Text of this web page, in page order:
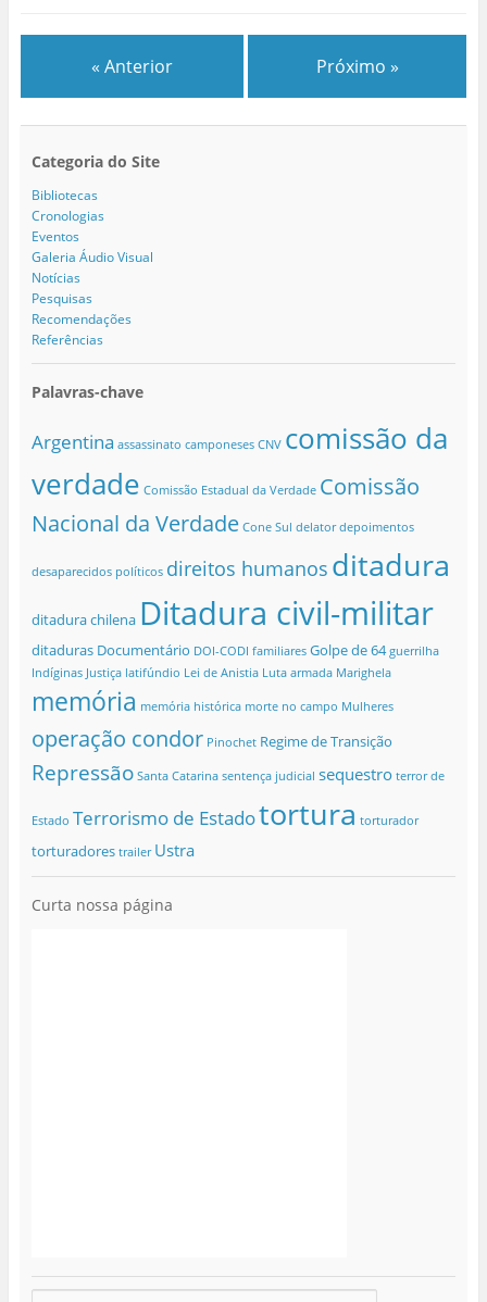
« Anterior Próximo »
Categoria do Site
Bibliotecas
Cronologias
Eventos
Galeria Áudio Visual
Notícias
Pesquisas
Recomendações
Referências
Palavras-chave
Argentina assassinato camponeses CNV comissão da
verdade Comissão Estadual da Verdade Comissão
Nacional da Verdade Cone Sul delator depoimentos
desaparecidos políticos direitos humanos ditadura
ditadura chilena Ditadura civil-militar
ditaduras Documentário DOI-CODI familiares Golpe de 64 guerrilha
Indíginas Justiça latifúndio Lei de Anistia Luta armada Marighela
memória memória histórica morte no campo Mulheres
operação condor Pinochet Regime de Transição
Repressão Santa Catarina sentença judicial sequestro terror de
Estado Terrorismo de Estadotortura torturador
torturadores trailer Ustra
Curta nossa página